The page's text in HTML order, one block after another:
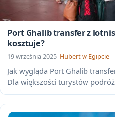
Port Ghalib transfer z
kosztuje?
19 września 2025| Hubert w Egipcie
Jak wygląda Port Ghalib
Dla większości turystów